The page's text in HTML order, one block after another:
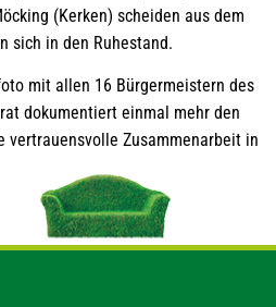
(Kerken) scheiden aus dem
sich in den Ruhestand.
mit allen 16 Bürgermeistern des
dokumentiert einmal mehr den
vertrauensvolle Zusammenarbeit in